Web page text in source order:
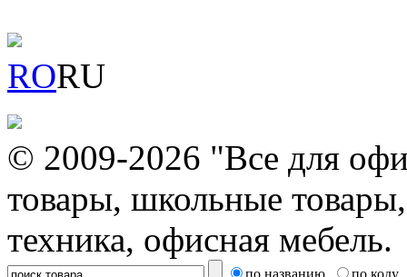
RORU
© 2009-2026 "Все для
товары, школьные
техника, офисная мебель.
по названию по коду